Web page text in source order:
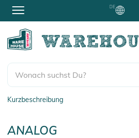
DE
Kurzbeschreibung
ANALOG